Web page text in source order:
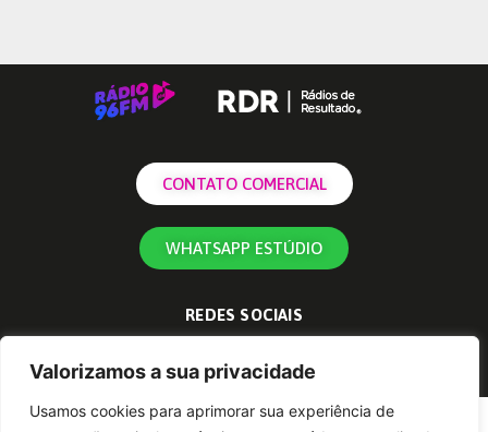
Valorizamos a sua privacidade
Usamos cookies para aprimorar sua experiência de
CONTATO COMERCIAL
WHATSAPP ESTÚDIO
REDES SOCIAIS